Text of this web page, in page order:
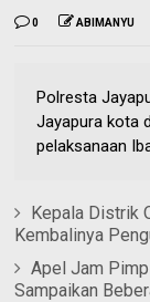
0 ABIMANYU
Polresta
Jayapura kota
pelaksanaan
Kepala Distrik
Kembalinya
Apel Jam
Sampaikan